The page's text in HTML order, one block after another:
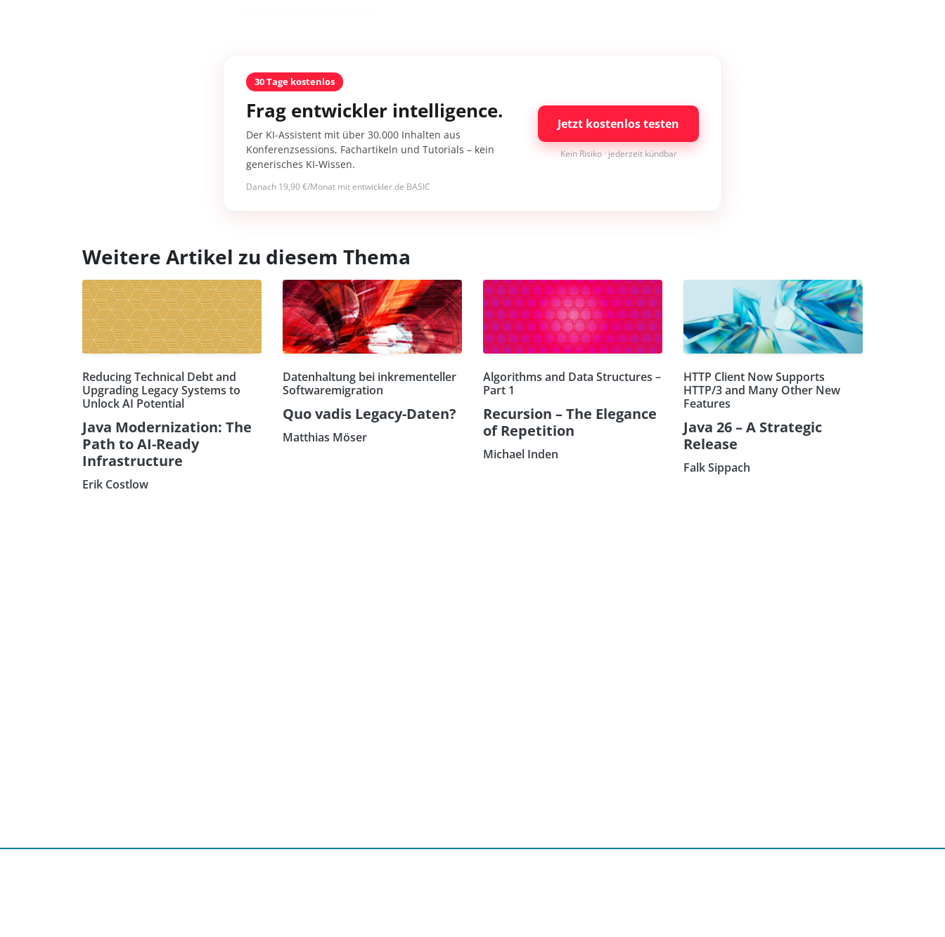
30 Tage kostenlos
Frag entwickler intelligence.
Der KI-Assistent mit über 30.000 Inhalten aus
Konferenzsessions, Fachartikeln und Tutorials – kein
generisches KI-Wissen.
Danach 19,90 €/Monat mit entwickler.de BASIC
Jetzt kostenlos testen
Kein Risiko · jederzeit kündbar
Weitere Artikel zu diesem Thema
Reducing Technical Debt and
Upgrading Legacy Systems to
Unlock AI Potential
Java Modernization: The
Path to AI-Ready
Infrastructure
Erik Costlow
Datenhaltung bei inkrementeller
Softwaremigration
Quo vadis Legacy-Daten?
Matthias Möser
Algorithms and Data Structures –
Part 1
Recursion – The Elegance
of Repetition
Michael Inden
HTTP Client Now Supports
HTTP/3 and Many Other New
Features
Java 26 – A Strategic
Release
Falk Sippach